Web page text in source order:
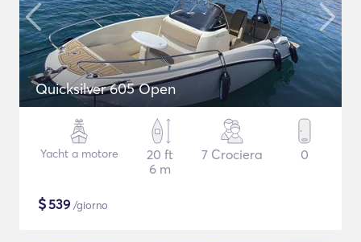
Quicksilver 605 Open
Yacht a motore
20 ft
6 m
7 Crociera 0
$539 /giorno